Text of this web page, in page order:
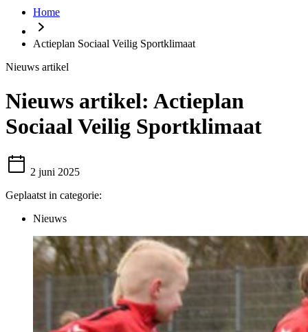
Home
Actieplan Sociaal Veilig Sportklimaat
Nieuws artikel
Nieuws artikel: Actieplan
Sociaal Veilig Sportklimaat
2 juni 2025
Geplaatst in categorie:
Nieuws